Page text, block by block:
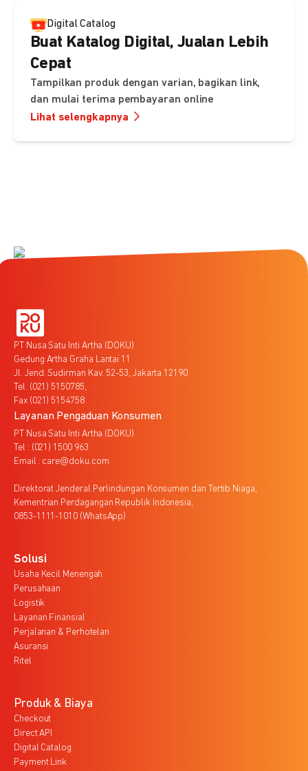
Digital Catalog
Buat Katalog Digital, Jualan Lebih
Cepat
Tampilkan produk dengan varian, bagikan link,
dan mulai terima pembayaran online
Lihat selengkapnya
PT Nusa Satu Inti Artha (DOKU)
Gedung Artha Graha Lantai 11
Jl. Jend. Sudirman Kav. 52-53, Jakarta 12190
Tel. (021) 5150785,
Fax (021) 5154758
Layanan Pengaduan Konsumen
PT Nusa Satu Inti Artha (DOKU)
Tel : (021) 1500 963
Email : care@doku.com
Direktorat Jenderal Perlindungan Konsumen dan Tertib Niaga,
Kementrian Perdagangan Republik Indonesia,
0853-1111-1010 (WhatsApp)
Solusi
Usaha Kecil Menengah
Perusahaan
Logistik
Layanan Finansial
Perjalanan & Perhotelan
Asuransi
Ritel
Produk & Biaya
Checkout
Direct API
Digital Catalog
Payment Link